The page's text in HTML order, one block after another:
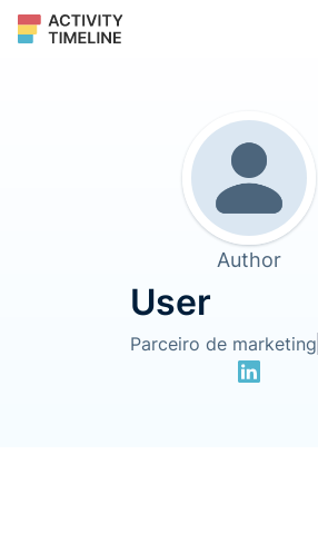
Author
User
Parceiro de marketing